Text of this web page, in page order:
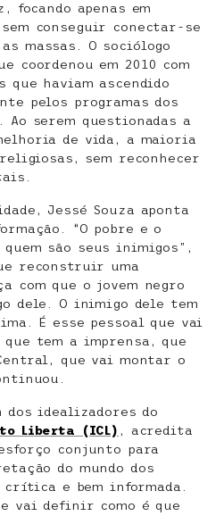
focando apenas em
conseguir conectar-se
massas. O sociólogo
coordenou em 2010 com
que haviam ascendido
pelos programas dos
Ao serem questionadas a
de vida, a maioria
sem reconhecer
Jessé Souza aponta
“O pobre e o
são seus inimigos”,
reconstruir uma
com que o jovem negro
dele. O inimigo dele tem
É esse pessoal que vai
que tem a imprensa, que
que vai montar o
dos idealizadores do
Liberta (ICL) , acredita
conjunto para
do mundo dos
e bem informada.
vai definir como é que